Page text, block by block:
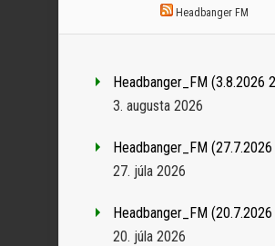
Headbanger FM
Headbanger_FM (3.8.2026
3. augusta 2026
Headbanger_FM
27. júla 2026
Headbanger_FM
20. júla 2026